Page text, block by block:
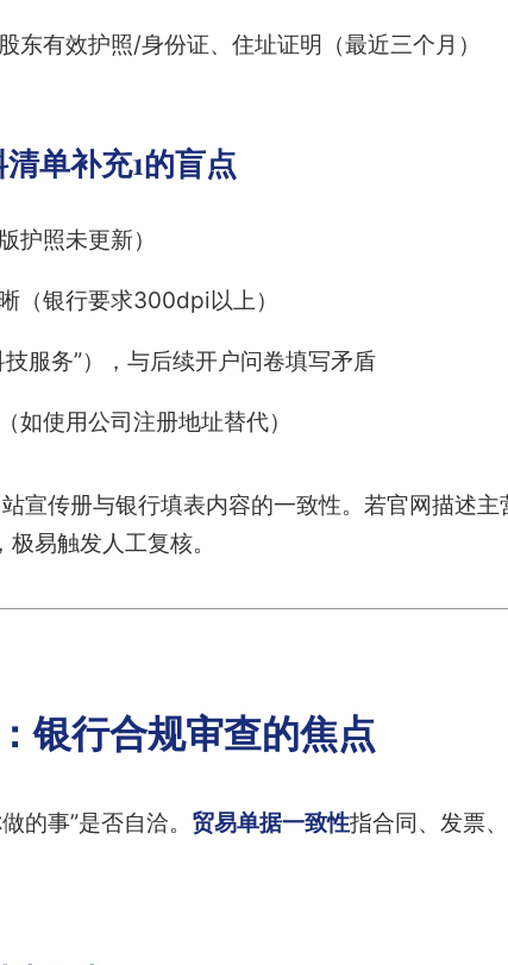
东有效护照/身份证、住址证明（最近三个月）
单补充1的盲点
护照未更新）
（银行要求300dpi以上）
服务”），与后续开户问卷填写矛盾
如使用公司注册地址替代）
宣传册与银行填表内容的一致性。若官网描述主
易触发人工复核。
银行合规审查的焦点
的事”是否自洽。 贸易单据一致性指合同、发票